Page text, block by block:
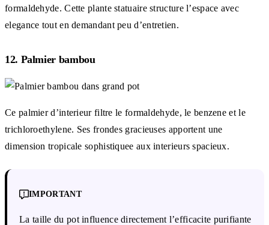
formaldehyde. Cette plante statuaire structure l’espace avec
elegance tout en demandant peu d’entretien.
12. Palmier bambou
Ce palmier d’interieur filtre le formaldehyde, le benzene et le
trichloroethylene. Ses frondes gracieuses apportent une
dimension tropicale sophistiquee aux interieurs spacieux.
IMPORTANT
La taille du pot influence directement l’efficacite purifiante